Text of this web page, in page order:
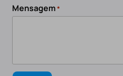
Mensagem*